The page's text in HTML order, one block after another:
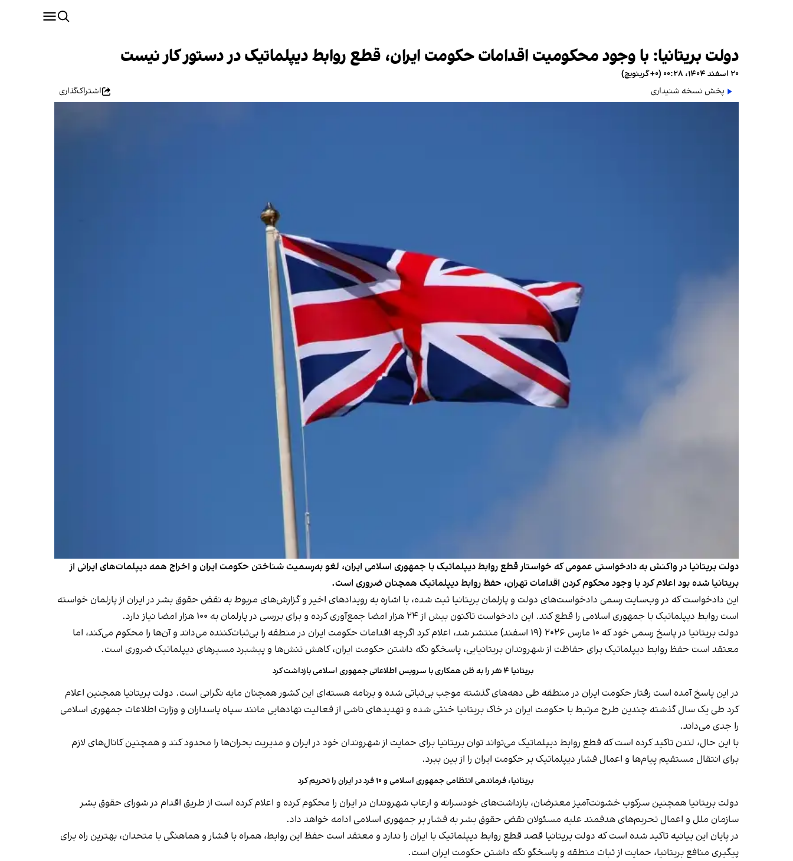
دولت بریتانیا: با وجود محکومیت اقدامات حکومت ایران، قطع روابط دیپلماتیک در دستور کار نیست
۲۰ اسفند ۱۴۰۴، ۰۰:۲۸ (‎+۰ گرینویچ)
پخش نسخه شنیداری
اشتراک‌گذاری
دولت بریتانیا در واکنش به دادخواستی عمومی که خواستار قطع روابط دیپلماتیک با جمهوری اسلامی ایران، لغو به‌رسمیت شناختن حکومت ایران و اخراج همه دیپلمات‌های ایرانی از
بریتانیا شده بود اعلام کرد با وجود محکوم کردن اقدامات تهران، حفظ روابط دیپلماتیک همچنان ضروری است.
این دادخواست که در وب‌سایت رسمی دادخواست‌های دولت و پارلمان بریتانیا ثبت شده، با اشاره به رویدادهای اخیر و گزارش‌های مربوط به نقض حقوق بشر در ایران از پارلمان خواسته
است روابط دیپلماتیک با جمهوری اسلامی را قطع کند. این دادخواست تاکنون بیش از ۲۴ هزار امضا جمع‌آوری کرده و برای بررسی در پارلمان به ۱۰۰ هزار امضا نیاز دارد.
دولت بریتانیا در پاسخ رسمی خود که ۱۰ مارس ۲۰۲۶ (۱۹ اسفند) منتشر شد، اعلام کرد اگرچه اقدامات حکومت ایران در منطقه را بی‌ثبات‌کننده می‌داند و آن‌ها را محکوم می‌کند، اما
معتقد است حفظ روابط دیپلماتیک برای حفاظت از شهروندان بریتانیایی، پاسخگو نگه داشتن حکومت ایران، کاهش تنش‌ها و پیشبرد مسیرهای دیپلماتیک ضروری است.
بریتانیا ۴ نفر را به ظن همکاری با سرویس اطلاعاتی جمهوری اسلامی بازداشت کرد
در این پاسخ آمده است رفتار حکومت ایران در منطقه طی دهه‌های گذشته موجب بی‌ثباتی شده و برنامه هسته‌ای این کشور همچنان مایه نگرانی است. دولت بریتانیا همچنین اعلام
کرد طی یک سال گذشته چندین طرح مرتبط با حکومت ایران در خاک بریتانیا خنثی شده و تهدیدهای ناشی از فعالیت نهادهایی مانند سپاه پاسداران و وزارت اطلاعات جمهوری اسلامی
را جدی می‌داند.
با این حال، لندن تاکید کرده است که قطع روابط دیپلماتیک می‌تواند توان بریتانیا برای حمایت از شهروندان خود در ایران و مدیریت بحران‌ها را محدود کند و همچنین کانال‌های لازم
برای انتقال مستقیم پیام‌ها و اعمال فشار دیپلماتیک بر حکومت ایران را از بین ببرد.
بریتانیا، فرماندهی انتظامی جمهوری اسلامی و ۱۰ فرد در ایران را تحریم کرد
دولت بریتانیا همچنین سرکوب خشونت‌آمیز معترضان، بازداشت‌های خودسرانه و ارعاب شهروندان در ایران را محکوم کرده و اعلام کرده است از طریق اقدام در شورای حقوق بشر
سازمان ملل و اعمال تحریم‌های هدفمند علیه مسئولان نقض حقوق بشر به فشار بر جمهوری اسلامی ادامه خواهد داد.
در پایان این بیانیه تاکید شده است که دولت بریتانیا قصد قطع روابط دیپلماتیک با ایران را ندارد و معتقد است حفظ این روابط، همراه با فشار و هماهنگی با متحدان، بهترین راه برای
پیگیری منافع بریتانیا، حمایت از ثبات منطقه و پاسخگو نگه داشتن حکومت ایران است.